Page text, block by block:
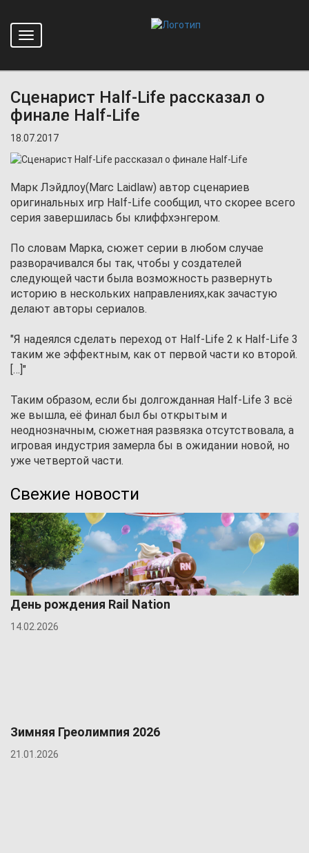
Toggle
navigation
Главная
Сценарист Half-Life рассказал о
финале Half-Life
18.07.2017
Марк Лэйдлоу(Marc Laidlaw) автор сценариев
оригинальных игр Half-Life сообщил, что скорее всего
серия завершилась бы клиффхэнгером.
По словам Марка, сюжет серии в любом случае
разворачивался бы так, чтобы у создателей
следующей части была возможность развернуть
историю в нескольких направлениях,как зачастую
делают авторы сериалов.
"Я надеялся сделать переход от Half-Life 2 к Half-Life 3
таким же эффектным, как от первой части ко второй.
[…]"
Таким образом, если бы долгожданная Half-Life 3 всё
же вышла, её финал был бы открытым и
неоднозначным, сюжетная развязка отсутствовала, а
игровая индустрия замерла бы в ожидании новой, но
уже четвертой части.
Свежие новости
День рождения Rail Nation
14.02.2026
Зимняя Греолимпия 2026
21.01.2026